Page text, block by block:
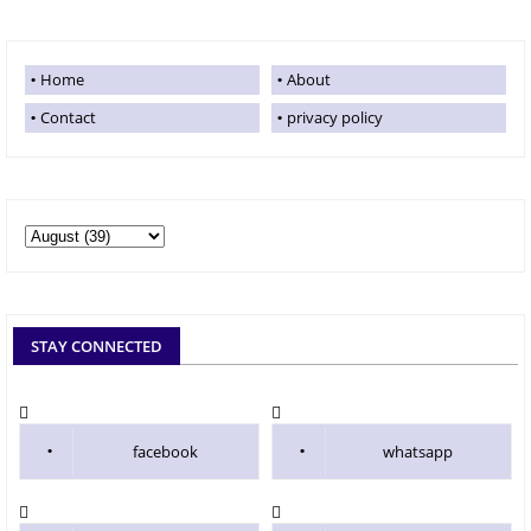
Home
About
Contact
privacy policy
STAY CONNECTED
facebook whatsapp